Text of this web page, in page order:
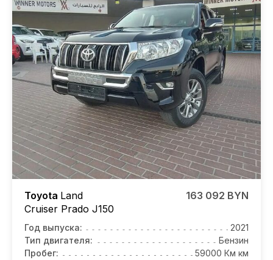
Toyota Land
Cruiser Prado J150
163 092 BYN
Год выпуска:
2021
Тип двигателя:
Бензин
Пробег:
59000 Км км